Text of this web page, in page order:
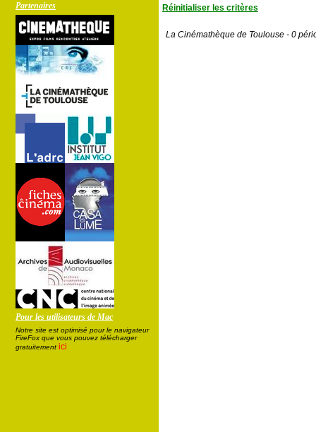
Partenaires
Pour les utilisateurs de Mac
Notre site est optimisé pour le navigateur
FireFox que vous pouvez télécharger
gratuitement ici
Réinitialiser les critères
La Cinémathèque de Toulouse - 0